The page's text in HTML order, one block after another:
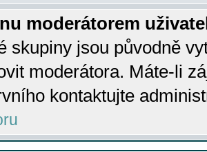
moderátorem
skupiny jsou původně
moderátora. Máte-li
kontaktujte